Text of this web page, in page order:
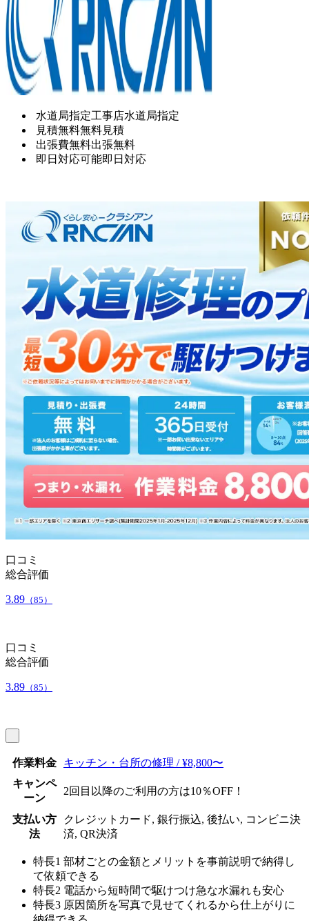
水道局指定工事店水道局指定
見積無料無料見積
出張費無料出張無料
即日対応可能即日対応
口コミ
総合評価
3.89 （85）
口コミ
総合評価
3.89 （85）
作業料金
キッチン・台所の修理 / ¥8,800〜
キャンペ
ーン
2回目以降のご利用の方は10％OFF！
支払い方
法
クレジットカード, 銀行振込, 後払い, コンビニ決
済, QR決済
特長1 部材ごとの金額とメリットを事前説明で納得し
て依頼できる
特長2 電話から短時間で駆けつけ急な水漏れも安心
特長3 原因箇所を写真で見せてくれるから仕上がりに